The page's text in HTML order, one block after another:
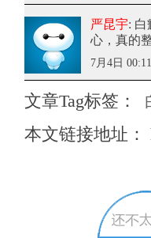
严昆宇: 白
心，真的
7月4日 00:11
文章Tag标签：
本文链接地址：